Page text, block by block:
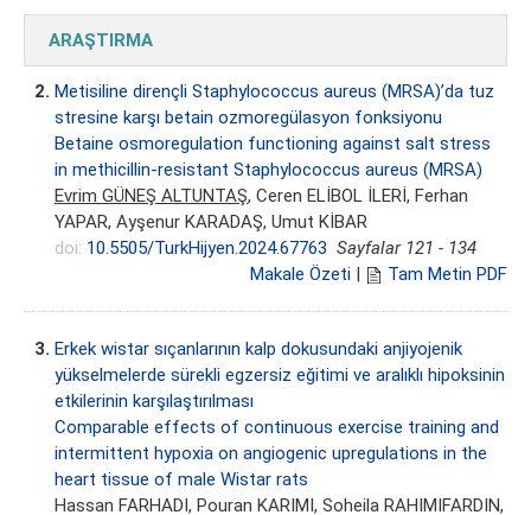
ARAŞTIRMA
2. Metisiline dirençli Staphylococcus aureus (MRSA)’da tuz
stresine karşı betain ozmoregülasyon fonksiyonu
Betaine osmoregulation functioning against salt stress
in methicillin-resistant Staphylococcus aureus (MRSA)
Evrim GÜNEŞ ALTUNTAŞ, Ceren ELİBOL İLERİ, Ferhan
YAPAR, Ayşenur KARADAŞ, Umut KİBAR
doi: 10.5505/TurkHijyen.2024.67763 Sayfalar 121 - 134
Makale Özeti | Tam Metin PDF
3. Erkek wistar sıçanlarının kalp dokusundaki anjiyojenik
yükselmelerde sürekli egzersiz eğitimi ve aralıklı hipoksinin
etkilerinin karşılaştırılması
Comparable effects of continuous exercise training and
intermittent hypoxia on angiogenic upregulations in the
heart tissue of male Wistar rats
Hassan FARHADI, Pouran KARIMI, Soheila RAHIMIFARDIN,